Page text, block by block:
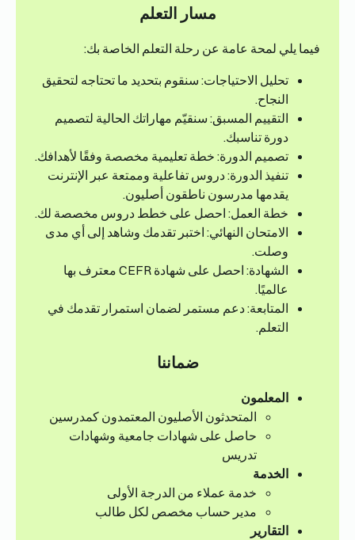
مسار التعلم
فيما يلي لمحة عامة عن رحلة التعلم الخاصة بك:
تحليل الاحتياجات: سنقوم بتحديد ما تحتاجه لتحقيق
النجاح.
التقييم المسبق: سنقيّم مهاراتك الحالية لتصميم
دورة تناسبك.
تصميم الدورة: خطة تعليمية مخصصة وفقًا لأهدافك.
تنفيذ الدورة: دروس تفاعلية وممتعة عبر الإنترنت
يقدمها مدرسون ناطقون أصليون.
خطة العمل: احصل على خطط دروس مخصصة لك.
الامتحان النهائي: اختبر تقدمك وشاهد إلى أي مدى
وصلت.
الشهادة: احصل على شهادة CEFR معترف بها
عالميًا.
المتابعة: دعم مستمر لضمان استمرار تقدمك في
التعلم.
ضماننا
المعلمون
المتحدثون الأصليون المعتمدون كمدرسين
حاصل على شهادات جامعية وشهادات
تدريس
الخدمة
خدمة عملاء من الدرجة الأولى
مدير حساب مخصص لكل طالب
التقارير